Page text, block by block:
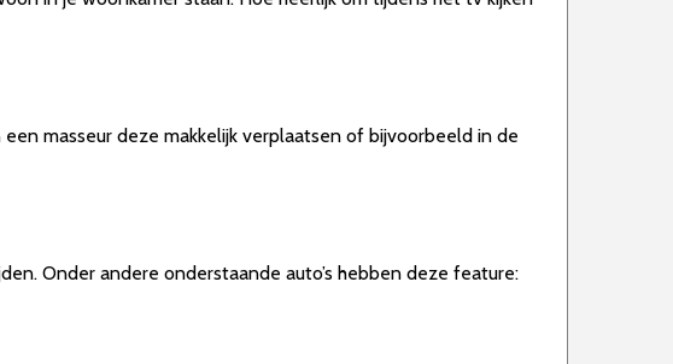
masseur deze makkelijk verplaatsen of bijvoorbeeld in de
Onder andere onderstaande auto’s hebben deze feature: